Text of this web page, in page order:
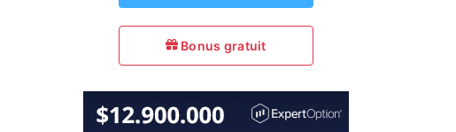
Bonus gratuit